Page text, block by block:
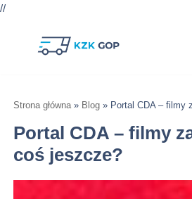
//
Przejdź
Strona główna » Blog » Portal CDA – filmy
Portal CDA – filmy
coś jeszcze?